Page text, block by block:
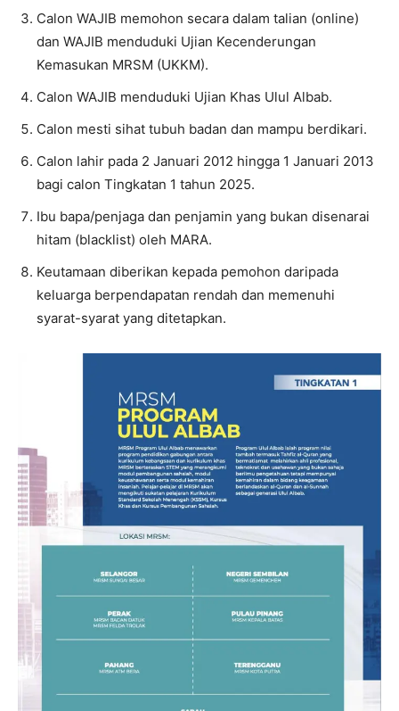
Calon WAJIB memohon secara dalam talian (online)
dan WAJIB menduduki Ujian Kecenderungan
Kemasukan MRSM (UKKM).
Calon WAJIB menduduki Ujian Khas Ulul Albab.
Calon mesti sihat tubuh badan dan mampu berdikari.
Calon lahir pada 2 Januari 2012 hingga 1 Januari 2013
bagi calon Tingkatan 1 tahun 2025.
Ibu bapa/penjaga dan penjamin yang bukan disenarai
hitam (blacklist) oleh MARA.
Keutamaan diberikan kepada pemohon daripada
keluarga berpendapatan rendah dan memenuhi
syarat-syarat yang ditetapkan.